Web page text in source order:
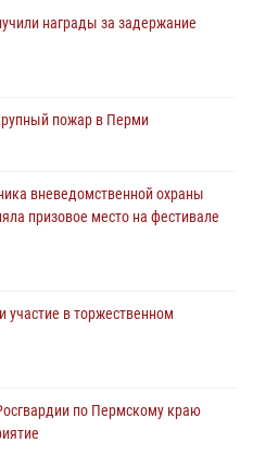
при задержании
награды за задержание
пожар в Перми
вневедомственной охраны
призовое место на фестивале
участие в торжественном
по Пермскому краю